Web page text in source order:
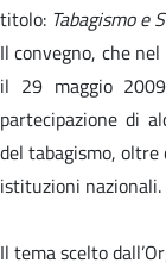
titolo: Tabagismo e
Il convegno, che
il 29 maggio
partecipazione di
del tabagismo,
istituzioni nazionali.
Il tema scelto